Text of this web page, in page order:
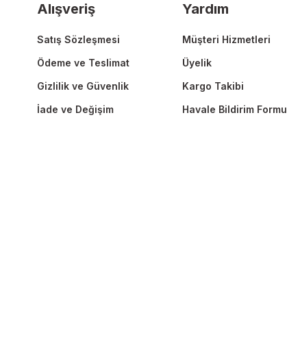
Gönder
Alışveriş
Satış Sözleşmesi
Ödeme ve Teslimat
Gizlilik ve Güvenlik
İade ve Değişim
Yardım
Müşteri Hizmetleri
Üyelik
Kargo Takibi
Havale Bildirim Formu